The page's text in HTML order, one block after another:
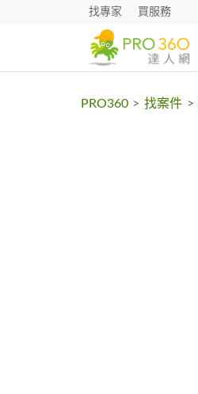
找專家 買服務
PRO360 > 找案件 >